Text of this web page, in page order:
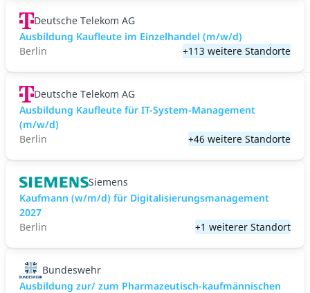
Deutsche Telekom AG
Ausbildung Kaufleute im Einzelhandel (m/w/d)
Berlin
+113 weitere Standorte
Deutsche Telekom AG
Ausbildung Kaufleute für IT-System-Management
(m/w/d)
Berlin
+46 weitere Standorte
Siemens
Kaufmann (w/m/d) für Digitalisierungsmanagement
2027
Berlin
+1 weiterer Standort
Bundeswehr
Ausbildung zur/ zum Pharmazeutisch-kaufmännischen